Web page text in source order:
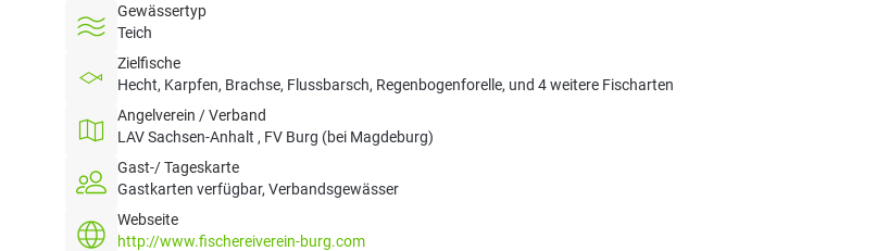
Gewässertyp
Teich
Zielfische
Hecht, Karpfen, Brachse, Flussbarsch, Regenbogenforelle, und 4 weitere Fischarten
Angelverein / Verband
LAV Sachsen-Anhalt , FV Burg (bei Magdeburg)
Gast-/ Tageskarte
Gastkarten verfügbar, Verbandsgewässer
Webseite
http://www.fischereiverein-burg.com